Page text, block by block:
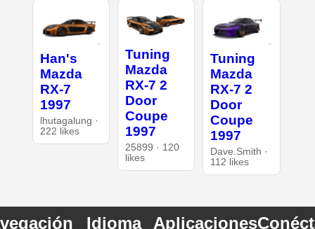
Han's
Mazda
RX-7
1997
lhutagalung ·
222 likes
Tuning
Mazda
RX-7 2
Door
Coupe
1997
25899 · 120
likes
Tuning
Mazda
RX-7 2
Door
Coupe
1997
Dave.Smith ·
112 likes
Idioma
Aplicaciones